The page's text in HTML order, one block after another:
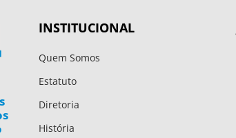
INSTITUCIONAL
Quem Somos
Estatuto
Diretoria
História